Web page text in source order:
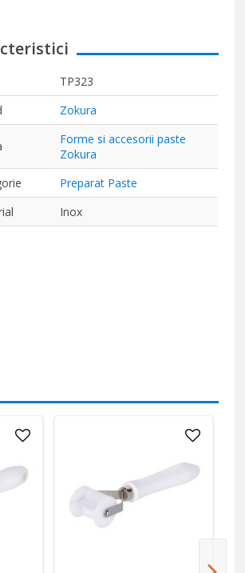
TP323
Zokura
Forme si accesorii paste
Zokura
Preparat Paste
Inox